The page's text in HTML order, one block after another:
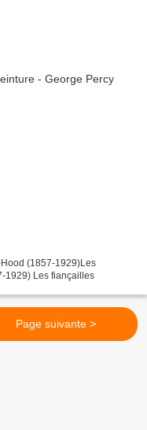
(1857-1929)Les
1929) Les fiançailles
Page suivante >